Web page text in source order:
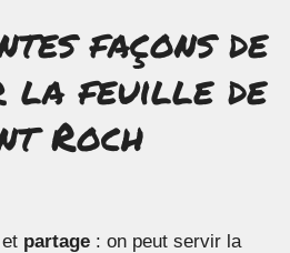
façons de
la feuille de
Roch
et partage : on peut servir la